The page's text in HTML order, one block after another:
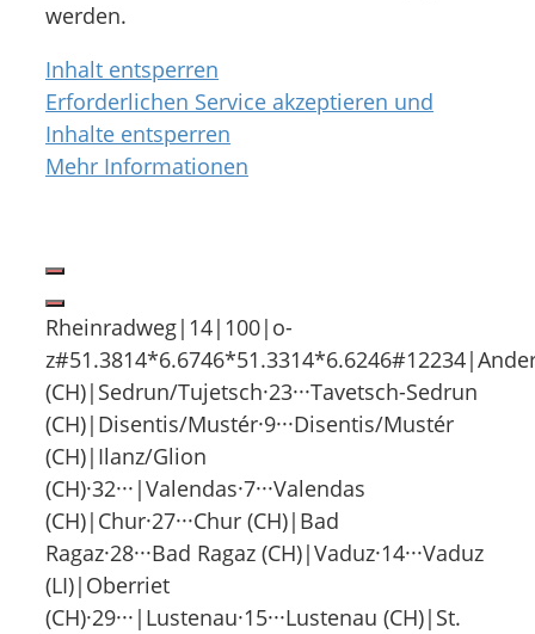
werden.
Inhalt entsperren
Erforderlichen Service akzeptieren und
Inhalte entsperren
Mehr Informationen
Rheinradweg|14|100|o-
(CH)|Sedrun/Tujetsch·23···Tavetsch-Sedrun
(CH)|Disentis/Mustér·9···Disentis/Mustér
(CH)|Ilanz/Glion
(CH)·32···|Valendas·7···Valendas
(CH)|Chur·27···Chur (CH)|Bad
Ragaz·28···Bad Ragaz (CH)|Vaduz·14···Vaduz
(LI)|Oberriet
(CH)·29···|Lustenau·15···Lustenau (CH)|St.